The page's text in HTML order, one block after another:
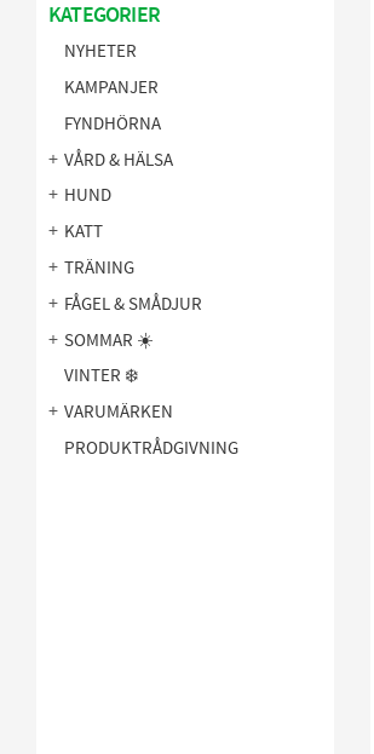
KATEGORIER
NYHETER
KAMPANJER
FYNDHÖRNA
VÅRD & HÄLSA
HUND
KATT
TRÄNING
FÅGEL & SMÅDJUR
SOMMAR ☀️
VINTER ❄️
VARUMÄRKEN
PRODUKTRÅDGIVNING